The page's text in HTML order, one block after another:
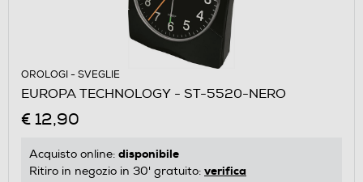
OROLOGI - SVEGLIE
EUROPA TECHNOLOGY - ST-5520-NERO
€ 12,90
Acquisto online: disponibile
Ritiro in negozio in 30' gratuito: verifica